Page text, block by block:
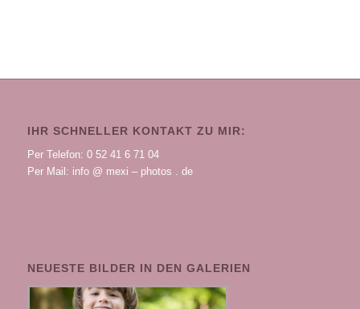
IHR SCHNELLER KONTAKT ZU MIR:
Per Telefon: 0 52 41 6 71 04
Per Mail: info @ mexi – photos . de
NEUESTE BILDER IN DEN GALERIEN